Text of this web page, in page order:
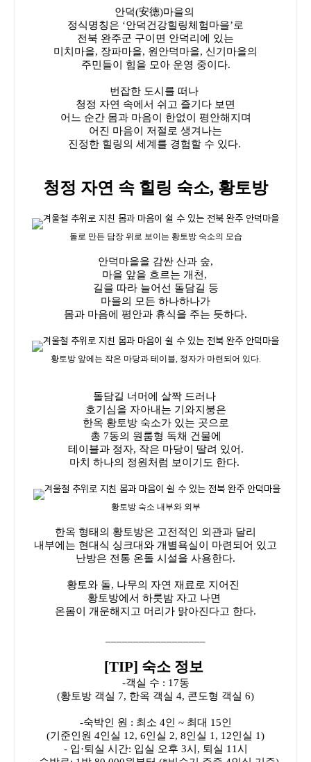
안덕(安德)마을의
정식명칭은 ‘안덕건강힐링체험마을’로
전북 완주군 구이면 안덕리에 있는
미치마을, 장파마을, 원안덕마을, 신기마을의
주민들이 힘을 모아 운영 중이다.
번잡한 도시를 떠나
청정 자연 속에서 쉬고 즐기다 보면
어느 순간 몸과 마음이 한없이 평안해지며
어진 마음이 저절로 생겨나는
진정한 힐링의 세계를 경험할 수 있다.
청정 자연 속 힐링 숙소, 황토방
돌로 만든 담장 위로 보이는 황토방 숙소의 모습
안덕마을을 감싼 산과 숲,
마을 앞을 흐르는 개천,
길을 따라 늘어선 돌담길 등
마을의 모든 하나하나가
몸과 마음에 평안과 휴식을 주는 듯하다.
황토방 앞에는 작은 마당과 테이블, 정자가 마련되어 있다.
돌담길 너머에 살짝 드러나
호기심을 자아내는 기와지붕은
한옥 황토방 숙소가 있는 곳으로
총 7동의 원룸형 독채 건물에
테이블과 정자, 작은 마당이 딸려 있어.
마치 하나의 정원처럼 보이기도 한다.
황토방 숙소 내부와 외부
한옥 형태의 황토방은 고전적인 외관과 달리
내부에는 현대식 싱크대와 개별욕실이 마련되어 있고
난방은 전통 온돌 시설을 사용한다.
황토와 돌, 나무의 자연 재료로 지어진
황토방에서 하룻밤 자고 나면
온몸이 개운해지고 머리가 맑아진다고 한다.
[TIP] 숙소 정보
-객실 수 : 17동
(황토방 객실 7, 한옥 객실 4, 콘도형 객실 6)
-숙박인 원 : 최소 4인 ~ 최대 15인
(기준인원 4인실 12, 6인실 2, 8인실 1, 12인실 1)
- 입·퇴실 시간: 입실 오후 3시, 퇴실 11시